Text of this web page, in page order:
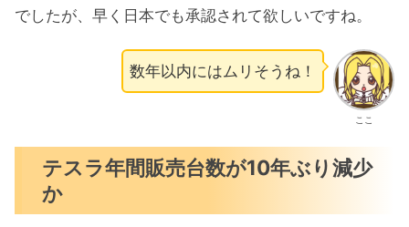
でしたが、早く日本でも承認されて欲しいですね。
ここ
数年以内にはムリそうね！
テスラ年間販売台数が10年ぶり減少
か